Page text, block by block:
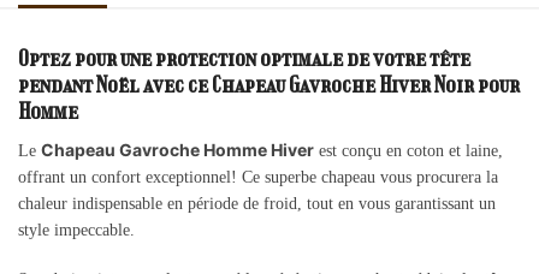
Optez pour une protection optimale de votre tête
pendant Noëlavec ce Chapeau Gavroche Hiver Noir pour
Homme
Le Chapeau Gavroche Homme Hiver est conçu en coton et laine,
offrant un confort exceptionnel! Ce superbe chapeau vous procurera la
chaleur indispensable en période de froid, tout en vous garantissant un
style impeccable.